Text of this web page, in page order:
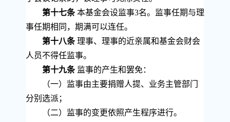
第十七条 本基金会设监事3名。监事任期与理
事任期相同，期满可以连任。
第十八条 理事、理事的近亲属和基金会财会
人员不得任监事。
第十九条 监事的产生和罢免：
（一）监事由主要捐赠人提、业务主管部门
分别选派；
（二）监事的变更依照产生程序进行。